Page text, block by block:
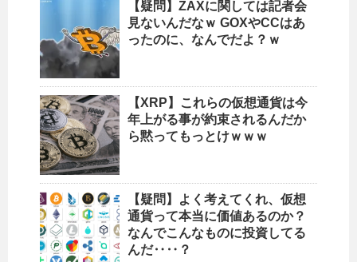
【疑問】ZAXに関しては記者会
見ないんだなｗ GOXやCCはあ
ったのに、なんでだよ？ｗ
【XRP】これらの仮想通貨は今
年上がる事が約束されるんだか
ら黙ってもっとけｗｗｗ
【疑問】よく考えてくれ、仮想
通貨って本当に価値あるのか？
なんでこんなものに投資してる
んだ‥‥？